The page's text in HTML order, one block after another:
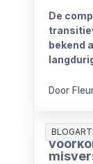
De
bekend
kabinet
Door